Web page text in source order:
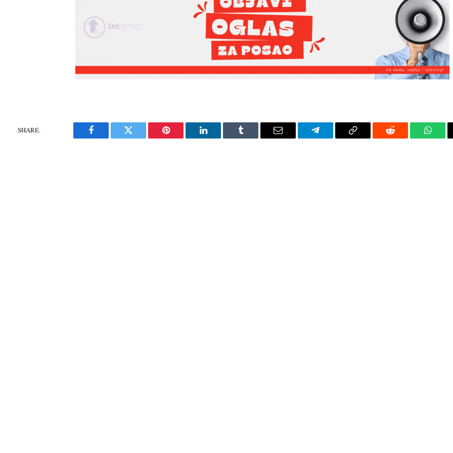
SHARE.
Facebook Twitter Pinterest LinkedIn Tumblr Email Telegram Copy
Reddit